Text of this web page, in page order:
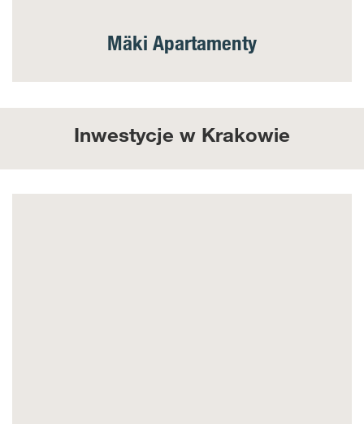
Mäki Apartamenty
Inwestycje w Krakowie